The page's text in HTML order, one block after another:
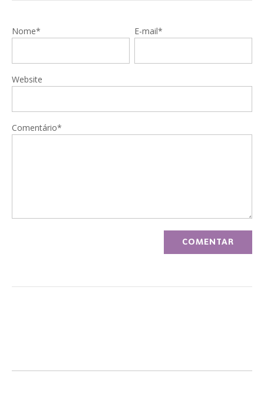
Nome* E-mail*
Website
Comentário*